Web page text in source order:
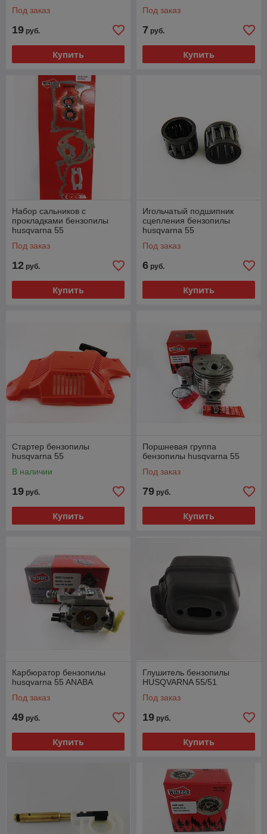
Под заказ
19 руб.
Купить
Под заказ
7 руб.
Купить
Набор сальников с
прокладками бензопилы
husqvarna 55
Под заказ
12 руб.
Купить
Игольчатый подшипник
сцепления бензопилы
husqvarna 55
Под заказ
6 руб.
Купить
Стартер бензопилы
husqvarna 55
В наличии
19 руб.
Купить
Поршневая группа
бензопилы husqvarna 55
Под заказ
79 руб.
Купить
Карбюратор бензопилы
husqvarna 55 ANABA
Под заказ
49 руб.
Купить
Глушитель бензопилы
HUSQVARNA 55/51
Под заказ
19 руб.
Купить